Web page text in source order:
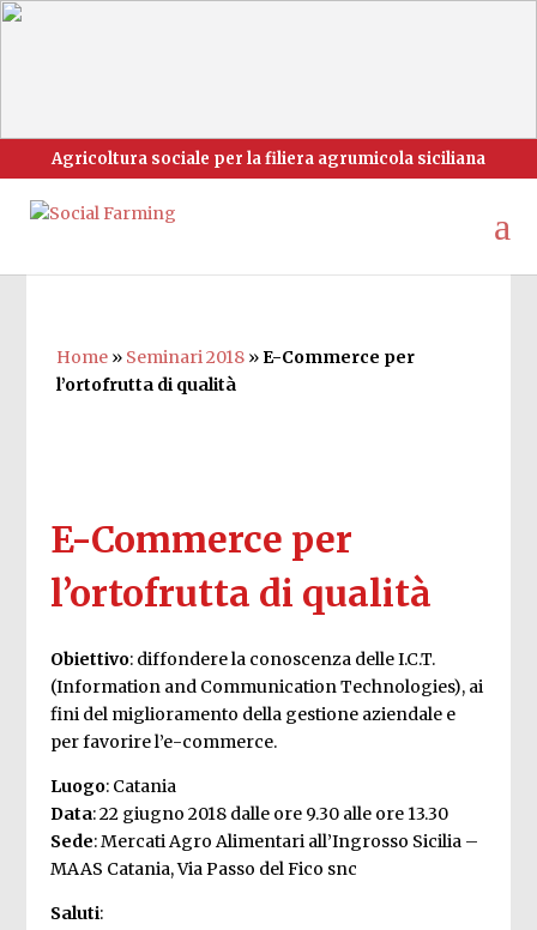
Agricoltura sociale per la filiera agrumicola siciliana
Home » Seminari 2018 »E-Commerce per
l’ortofrutta di qualità
E-Commerce per
l’ortofrutta di qualità
Obiettivo: diffondere la conoscenza delle I.C.T.
(Information and Communication Technologies), ai
fini del miglioramento della gestione aziendale e
per favorire l’e-commerce.
Luogo: Catania
Data: 22 giugno 2018 dalle ore 9.30 alle ore 13.30
Sede: Mercati Agro Alimentari all’Ingrosso Sicilia –
MAAS Catania, Via Passo del Fico snc
Saluti: